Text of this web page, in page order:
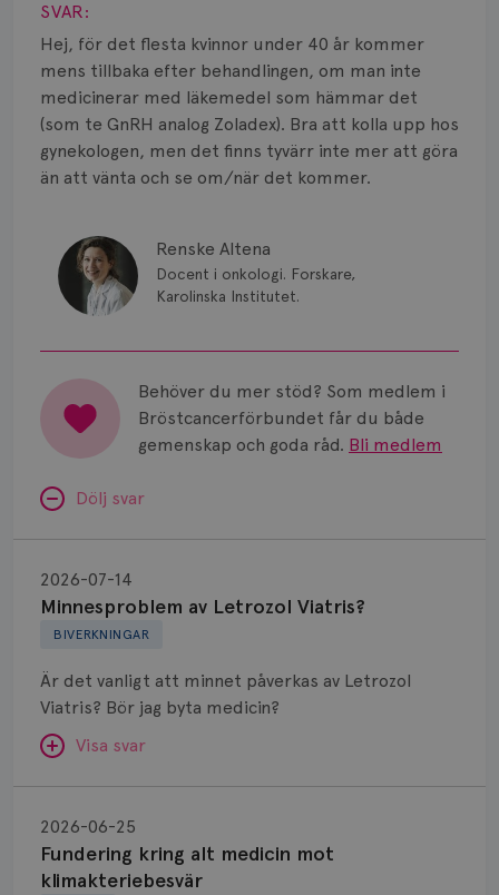
SVAR:
Hej, för det flesta kvinnor under 40 år kommer
mens tillbaka efter behandlingen, om man inte
medicinerar med läkemedel som hämmar det
(som te GnRH analog Zoladex). Bra att kolla upp hos
gynekologen, men det finns tyvärr inte mer att göra
än att vänta och se om/när det kommer.
Renske Altena
Docent i onkologi. Forskare,
Karolinska Institutet.
Behöver du mer stöd? Som medlem i
Bröstcancerförbundet får du både
gemenskap och goda råd. Bli medlem
Dölj svar
BIVERKNINGAR
Minnesproblem av Letrozol Viatris?
2026-07-14
Är det vanligt att minnet påverkas av Letrozol
Viatris? Bör jag byta medicin?
Visa svar
SVAR:
Hej. Oavsett vilken hormonsänkande behandling
(men även cytostatika) man får så kan en del
Letrozol
Viatris?
Fundering kring alt medicin mot
klimakteriebesvär
2026-06-25
kring
medicin
Spridd bröstcancer
Strålning
Vätska